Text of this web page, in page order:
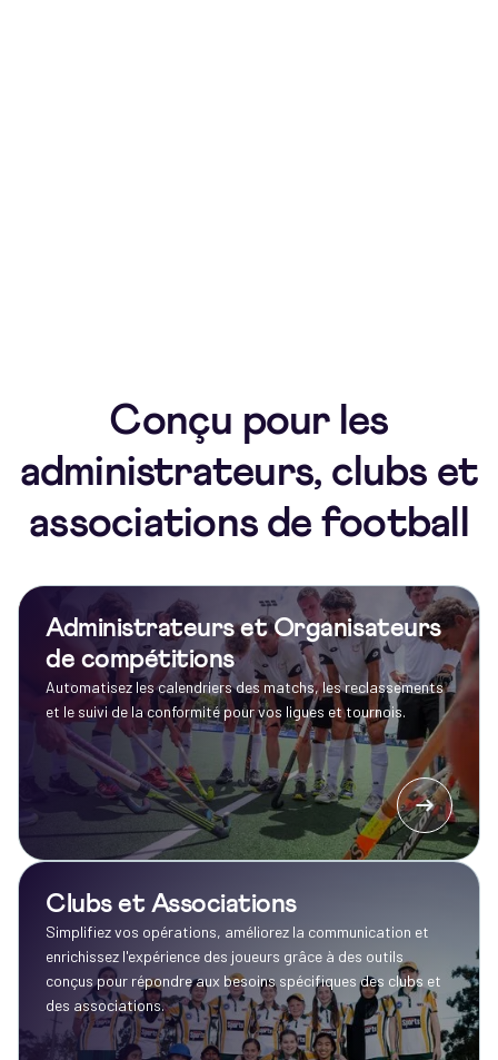
Conçu pour les
administrateurs, clubs et
associations de football
Administrateurs et Organisateurs
de compétitions
Automatisez les calendriers des matchs, les reclassements
et le suivi de la conformité pour vos ligues et tournois.
Clubs et Associations
Simplifiez vos opérations, améliorez la communication et
enrichissez l'expérience des joueurs grâce à des outils
conçus pour répondre aux besoins spécifiques des clubs et
des associations.